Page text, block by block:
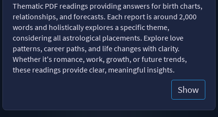
Thematic PDF readings providing answers for birth charts,
relationships, and forecasts. Each report is around 2,000
words and holistically explores a specific theme,
considering all astrological placements. Explore love
patterns, career paths, and life changes with clarity.
Whether it's romance, work, growth, or future trends,
these readings provide clear, meaningful insights.
Show